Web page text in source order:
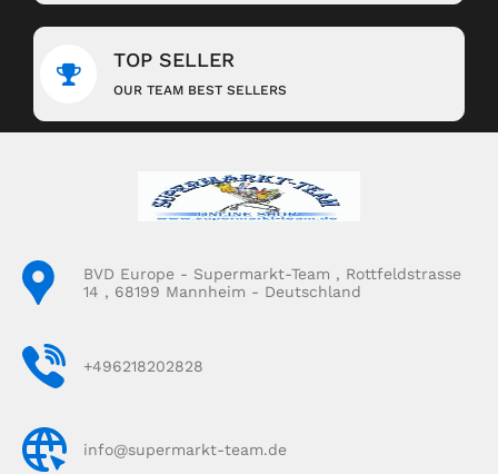
TOP SELLER
OUR TEAM BEST SELLERS
BVD Europe - Supermarkt-Team , Rottfeldstrasse
14 , 68199 Mannheim - Deutschland
+496218202828
info@supermarkt-team.de